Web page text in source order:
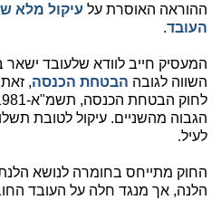
ההוראה האוסרת על עיקול מלא
העובד.
המעסיק חייב לוודא שלעובד
השווה לגובה הבטחת הכנסה,
הגבוה מהשניים. עיקול לטובת
לעיל.
החוק מתייחס בחומרה לנושא הלנת
הלנה, אך מנגד חלה על העובד